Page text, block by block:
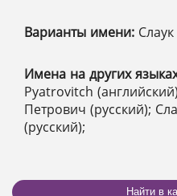
Варианты имени:
Имена на других
Pyatrovitch
Петрович (русский);
(русский);
Найти в